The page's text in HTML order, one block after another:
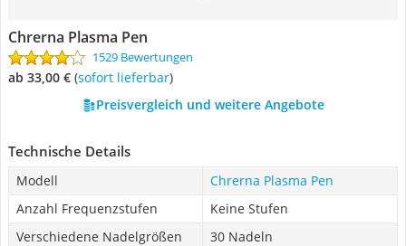
Chrerna Plasma Pen
1529 Bewertungen
ab 33,00 € ( Sofort lieferbar)
Preisvergleich und weitere Angebote
Technische Details
Modell
Chrerna Plasma Pen
Anzahl Frequenzstufen
Keine Stufen
Verschiedene Nadelgrößen
30 Nadeln